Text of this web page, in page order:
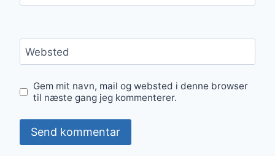
Websted
Gem mit navn, mail og websted i denne browser
til næste gang jeg kommenterer.